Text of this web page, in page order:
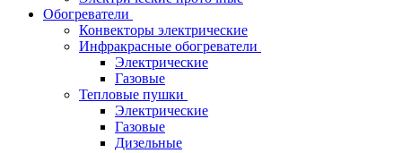
Обогреватели
Конвекторы электрические
Инфракрасные обогреватели
Электрические
Газовые
Тепловые пушки
Электрические
Газовые
Дизельные